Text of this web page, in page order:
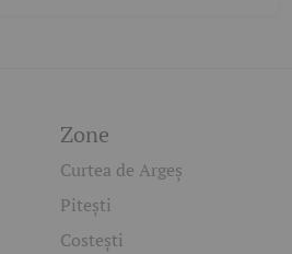
Zone
Curtea de Argeș
Pitești
Costești